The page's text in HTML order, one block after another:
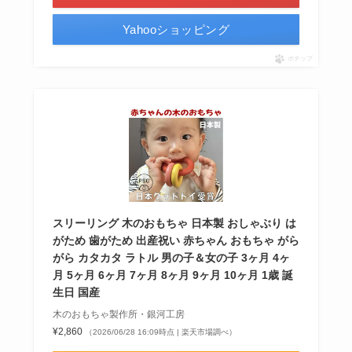
Yahooショッピング
ポチップ
スリーリング 木のおもちゃ 日本製 おしゃぶり は
がため 歯がため 出産祝い 赤ちゃん おもちゃ がら
がら カタカタ ラトル 男の子＆女の子 3ヶ月 4ヶ
月 5ヶ月 6ヶ月 7ヶ月 8ヶ月 9ヶ月 10ヶ月 1歳 誕
生日 国産
木のおもちゃ製作所・銀河工房
¥2,860
（2026/06/28 16:09時点 | 楽天市場調べ）